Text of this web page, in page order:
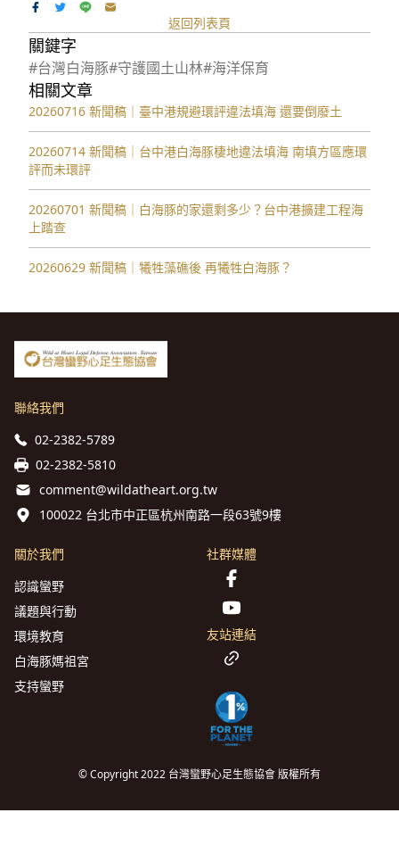
返回列表頁
關鍵字
#台灣白海豚#守護國土山林#海洋保育
相關文章
20260716 新聞稿｜臺中港規避環評違法填海 還要倒廢土
20260714 新聞稿｜台中港白海豚棲地違法填海 南填方區應環
評而未環評
20260701 新聞稿｜白海豚的家還剩多少？台中港擴建工程海
上踏查
20260629 新聞稿｜犧牲藻礁後 再犧牲白海豚？
聯絡我們
02-2382-5789
02-2382-5810
comment@wildatheart.org.tw
100022 台北市中正區杭州南路一段63號9樓
關於我們
認識蠻野
議題與行動
環境教育
白海豚媽祖宮
支持蠻野
社群媒體
友站連結
© Copyright 2022 台灣蠻野心足生態協會 版權所有